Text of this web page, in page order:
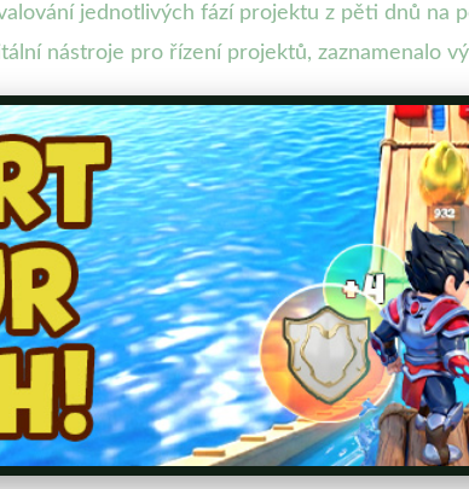
jednotlivých fází projektu z pěti dnů na
nástroje pro řízení projektů, zaznamenalo